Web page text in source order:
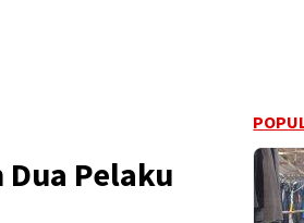
Pelaku